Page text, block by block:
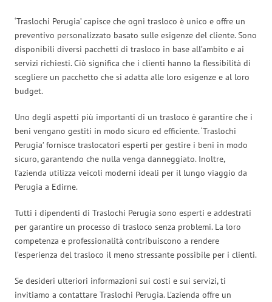
‘Traslochi Perugia’ capisce che ogni trasloco è unico e offre un
preventivo personalizzato basato sulle esigenze del cliente. Sono
disponibili diversi pacchetti di trasloco in base all’ambito e ai
servizi richiesti. Ciò significa che i clienti hanno la flessibilità di
scegliere un pacchetto che si adatta alle loro esigenze e al loro
budget.
Uno degli aspetti più importanti di un trasloco è garantire che i
beni vengano gestiti in modo sicuro ed efficiente. ‘Traslochi
Perugia’ fornisce traslocatori esperti per gestire i beni in modo
sicuro, garantendo che nulla venga danneggiato. Inoltre,
l’azienda utilizza veicoli moderni ideali per il lungo viaggio da
Perugia a Edirne.
Tutti i dipendenti di Traslochi Perugia sono esperti e addestrati
per garantire un processo di trasloco senza problemi. La loro
competenza e professionalità contribuiscono a rendere
l’esperienza del trasloco il meno stressante possibile per i clienti.
Se desideri ulteriori informazioni sui costi e sui servizi, ti
invitiamo a contattare Traslochi Perugia. L’azienda offre un